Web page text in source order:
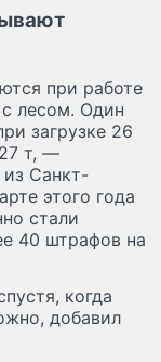
при работе
лесом. Один
загрузке 26
т, —
из Санкт-
этого года
стали
40 штрафов на
когда
добавил